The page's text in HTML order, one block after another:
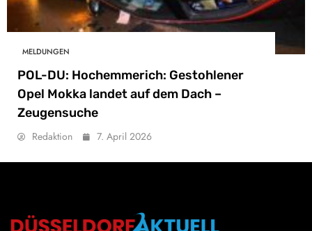
MELDUNGEN
POL-DU: Hochemmerich: Gestohlener
Opel Mokka landet auf dem Dach –
Zeugensuche
Redaktion 7. April 2026